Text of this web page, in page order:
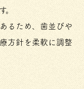
。
るため、歯並びや
方針を柔軟に調整